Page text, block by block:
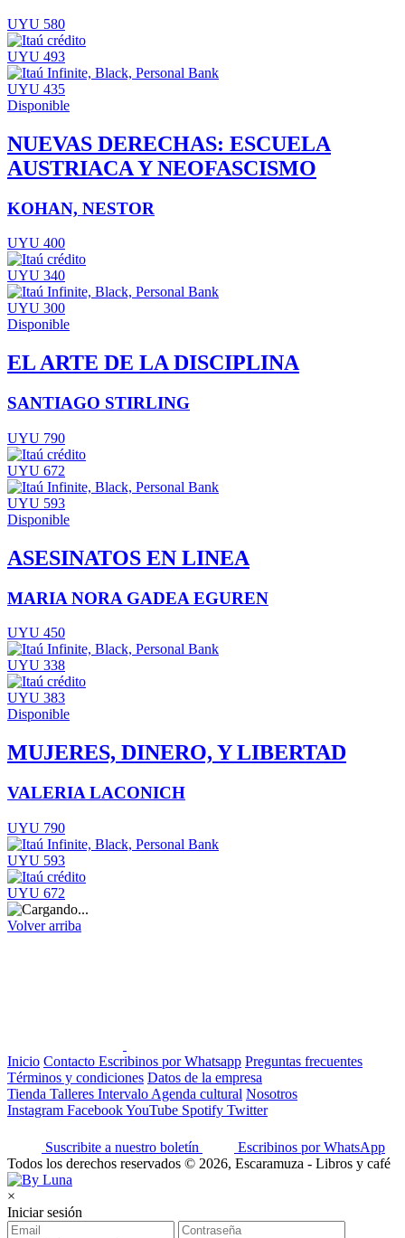
UYU 580
UYU 493
UYU 435
Disponible
NUEVAS DERECHAS: ESCUELA
AUSTRIACA Y NEOFASCISMO
KOHAN, NESTOR
UYU 400
UYU 340
UYU 300
Disponible
EL ARTE DE LA DISCIPLINA
SANTIAGO STIRLING
UYU 790
UYU 672
UYU 593
Disponible
ASESINATOS EN LINEA
MARIA NORA GADEA EGUREN
UYU 450
UYU 338
UYU 383
Disponible
MUJERES, DINERO, Y LIBERTAD
VALERIA LACONICH
UYU 790
UYU 593
UYU 672
Volver arriba
Inicio Contacto Escribinos por Whatsapp Preguntas frecuentes
Términos y condiciones Datos de la empresa
Tienda Talleres Intervalo Agenda cultural Nosotros
Instagram FacebookYouTube Spotify Twitter
Suscribite a nuestro boletín
Escribinos por WhatsApp
Todos los derechos reservados © 2026, Escaramuza - Libros y café
×
Iniciar sesión